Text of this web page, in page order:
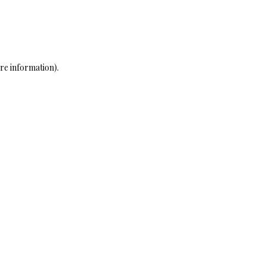
information).